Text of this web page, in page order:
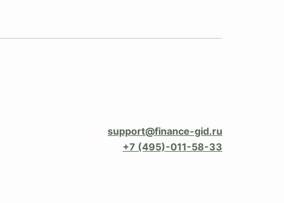
support@finance-gid.ru
+7 (495)-011-58-33